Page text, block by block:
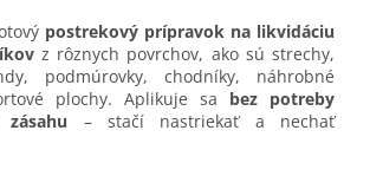
postrekový prípravok na likvidáciu
z rôznych povrchov, ako sú strechy,
podmúrovky, chodníky, náhrobné
plochy. Aplikuje sa bez potreby
zásahu – stačí nastriekať a nechať